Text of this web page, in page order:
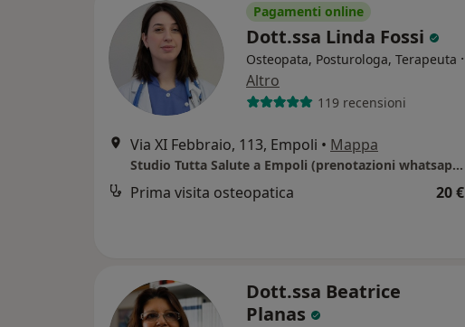
Pagamenti online
Dott.ssa Linda Fossi
Osteopata, Posturologa, Terapeuta ·
Altro
119 recensioni
Via XI Febbraio, 113, Empoli • Mappa
Studio Tutta Salute a Empoli (prenotazioni whatsapp 3926248457)
Prima visita osteopatica 20 €
Dott.ssa Beatrice
Planas